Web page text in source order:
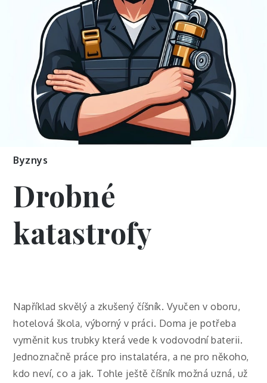
Byznys
Drobné
katastrofy
Například skvělý a zkušený číšník. Vyučen v oboru,
hotelová škola, výborný v práci. Doma je potřeba
vyměnit kus trubky která vede k vodovodní baterii.
Jednoznačně práce pro instalatéra, a ne pro někoho,
kdo neví, co a jak. Tohle ještě číšník možná uzná, už